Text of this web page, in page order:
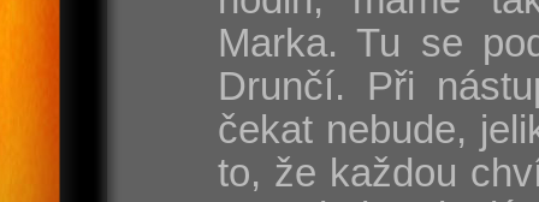
Marka. Tu se
Drunčí. Při
čekat nebude,
to, že každou